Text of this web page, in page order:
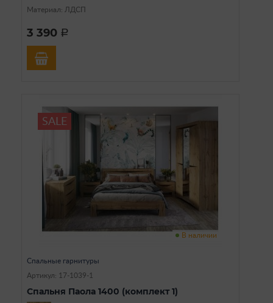
Материал: ЛДСП
3 390 a
SALE
В наличии
Спальные гарнитуры
Артикул: 17-1039-1
Спальня Паола 1400 (комплект 1)